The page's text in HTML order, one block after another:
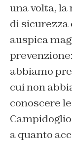
una volta,
di sicurezza
auspica
abbiamo
cui non
conoscere
a quanto